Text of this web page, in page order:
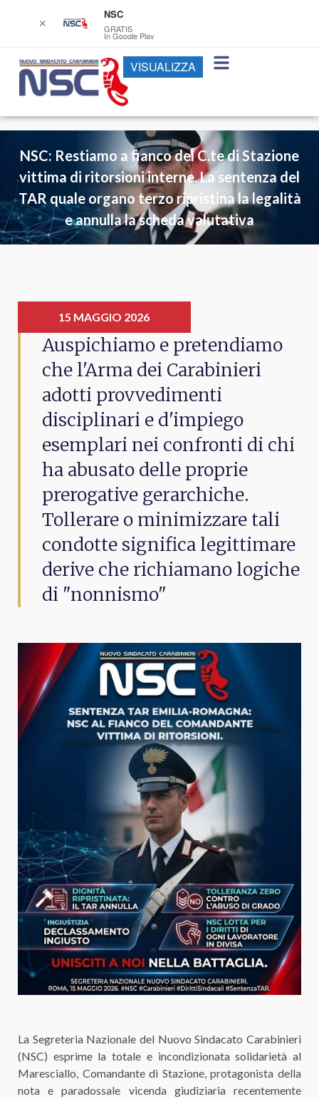
NSC: Restiamo a fianco del C.te di Stazione
vittima di ritorsioni interne. La sentenza del
TAR quale organo terzo ripristina la legalità
e annulla la scheda valutativa
15 MAGGIO 2026
Auspichiamo e pretendiamo
che l'Arma dei Carabinieri
adotti provvedimenti
disciplinari e d'impiego
esemplari nei confronti di chi
ha abusato delle proprie
prerogative gerarchiche.
Tollerare o minimizzare tali
condotte significa legittimare
derive che richiamano logiche
di "nonnismo"
​La Segreteria Nazionale del Nuovo Sindacato Carabinieri
(NSC) esprime la totale e incondizionata solidarietà al
Maresciallo, Comandante di Stazione, protagonista della
nota e paradossale vicenda giudiziaria recentemente
✕
NSC
GRATIS
In Google Play
VISUALIZZA